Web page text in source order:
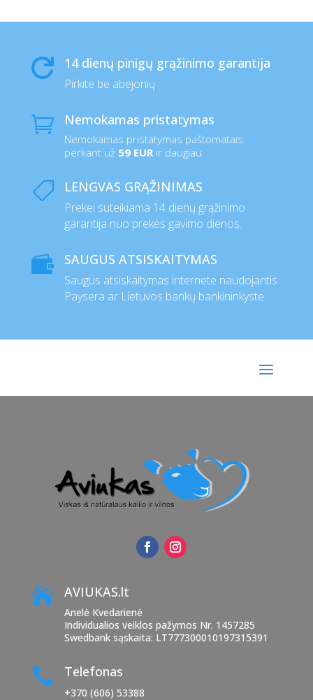
 14 dienų pinigų grąžinimo garantija
Pirkite be abejonių
 Nemokamas pristatymas
Nemokamas pristatymas paštomatais
perkant už 59 EURir daugiau
 LENGVAS GRĄŽINIMAS
Prekei suteikiama 14 dienų grąžinimo
garantija nuo prekės gavimo dienos.
 SAUGUS ATSISKAITYMAS
Saugus atsiskaitymas internete naudojantis
Paysera ar Lietuvos bankų bankininkyste.
 AVIUKAS.lt
Anelė Kvedarienė
Individualios veiklos pažymos Nr. 1457285
Swedbank sąskaita: LT777300010197315391
 Telefonas
+370 (606) 53388